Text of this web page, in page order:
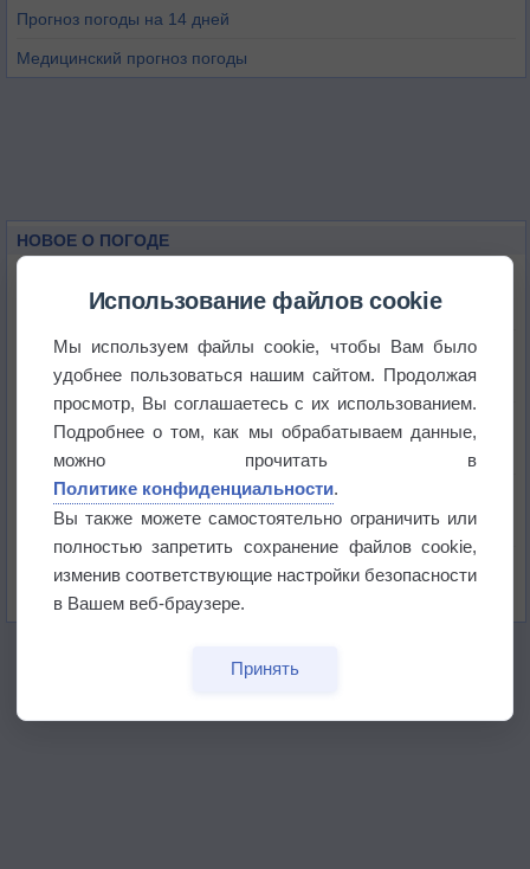
Прогноз погоды на 14 дней
Медицинский прогноз погоды
НОВОЕ О ПОГОДЕ
историю
В Центральной России наступают самые жаркие
дни этого лета
Дневная температура воздуха в ОАЭ превысила
+51°
Европейские столицы бьют рекорды жары
не выпадал дождь
Использование файлов cookie
Мы используем файлы cookie, чтобы Вам было
удобнее пользоваться нашим сайтом. Продолжая
просмотр, Вы соглашаетесь с их использованием.
Подробнее о том, как мы обрабатываем данные,
можно прочитать в
Политике конфиденциальности.
Вы также можете самостоятельно ограничить или
полностью запретить сохранение файлов cookie,
изменив соответствующие настройки безопасности
в Вашем веб-браузере.
Принять